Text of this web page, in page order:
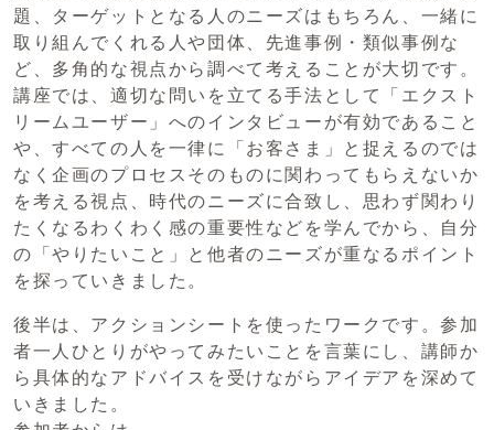
題、ターゲットとなる人のニーズはもちろん、一緒に
取り組んでくれる人や団体、先進事例・類似事例な
ど、多角的な視点から調べて考えることが大切です。
講座では、適切な問いを立てる手法として「エクスト
リームユーザー」へのインタビューが有効であること
や、すべての人を一律に「お客さま」と捉えるのでは
なく企画のプロセスそのものに関わってもらえないか
を考える視点、時代のニーズに合致し、思わず関わり
たくなるわくわく感の重要性などを学んでから、自分
の「やりたいこと」と他者のニーズが重なるポイント
を探っていきました。
後半は、アクションシートを使ったワークです。参加
者一人ひとりがやってみたいことを言葉にし、講師か
ら具体的なアドバイスを受けながらアイデアを深めて
いきました。